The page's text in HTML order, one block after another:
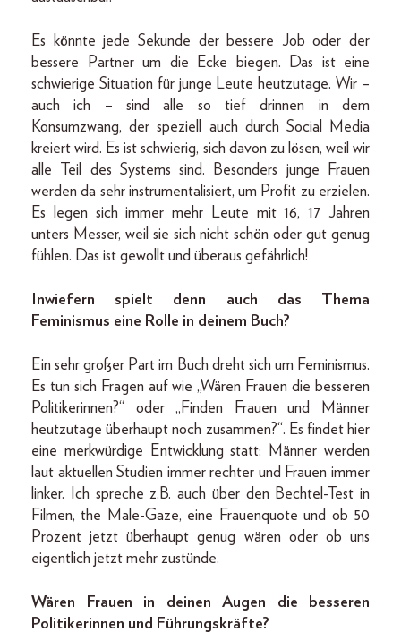
Es könnte jede Sekunde der bessere Job oder der
bessere Partner um die Ecke biegen. Das ist eine
schwierige Situation für junge Leute heutzutage. Wir –
auch ich – sind alle so tief drinnen in dem
Konsumzwang, der speziell auch durch Social Media
kreiert wird. Es ist schwierig, sich davon zu lösen, weil wir
alle Teil des Systems sind. Besonders junge Frauen
werden da sehr instrumentalisiert, um Profit zu erzielen.
Es legen sich immer mehr Leute mit 16, 17 Jahren
unters Messer, weil sie sich nicht schön oder gut genug
fühlen. Das ist gewollt und überaus gefährlich!
Inwiefern spielt denn auch das Thema
Feminismus eine Rolle in deinem Buch?
Ein sehr großer Part im Buch dreht sich um Feminismus.
Es tun sich Fragen auf wie „Wären Frauen die besseren
Politikerinnen?“ oder „Finden Frauen und Männer
heutzutage überhaupt noch zusammen?“. Es findet hier
eine merkwürdige Entwicklung statt: Männer werden
laut aktuellen Studien immer rechter und Frauen immer
linker. Ich spreche z.B. auch über den Bechtel-Test in
Filmen, the Male-Gaze, eine Frauenquote und ob 50
Prozent jetzt überhaupt genug wären oder ob uns
eigentlich jetzt mehr zustünde.
Wären Frauen in deinen Augen die besseren
Politikerinnen und Führungskräfte?